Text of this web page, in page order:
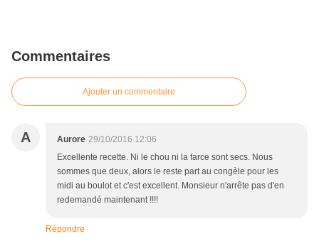
Commentaires
Ajouter un commentaire
A Aurore 29/10/2016 12:06
Excellente recette. Ni le chou ni la farce sont secs. Nous
sommes que deux, alors le reste part au congèle pour les
midi au boulot et c'est excellent. Monsieur n'arrête pas d'en
redemandé maintenant !!!!
Répondre